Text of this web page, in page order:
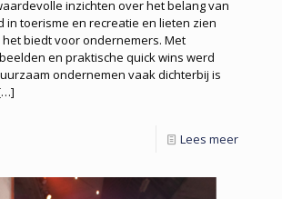
inzichten over het belang van
in toerisme en recreatie en lieten zien
biedt voor ondernemers. Met
en praktische quick wins werd
ondernemen vaak dichterbij is
Lees meer